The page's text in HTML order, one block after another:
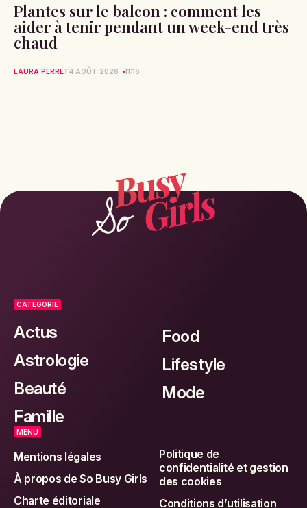
Plantes sur le balcon : comment les
aider à tenir pendant un week-end très
chaud
LAURA PERRET4 AOÛT 2026 11:16
CATEGORIE
Actus
Astrologie
Beauté
Famille
Food
Lifestyle
Mode
MENU
Mentions légales
À propos de So Busy Girls
Charte éditoriale
Politique de
confidentialité et gestion
des cookies
Conditions d’utilisation